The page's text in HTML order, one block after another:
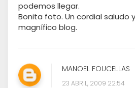
podemos llegar.
Bonita foto. Un cordial saludo
magnífico blog.
MANOEL FOUCELLAS
23 ABRIL, 2009 22:54